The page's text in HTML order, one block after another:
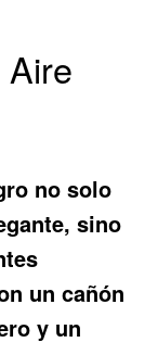
no solo
sino
un cañón
y un